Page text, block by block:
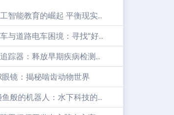
智能教育的崛起 平衡现实...
与道路电车困境：寻找“好...
踪器：释放早期疾病检测...
镜：揭秘啮齿动物世界
般的机器人：水下科技的...